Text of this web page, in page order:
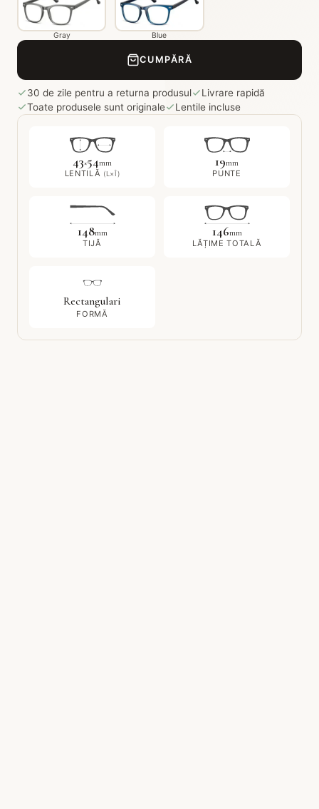
Gray Blue
CUMPĂRĂ
30 de zile pentru a returna produsul
Livrare rapidă
Toate produsele sunt originale
Lentile incluse
43×54mm
LENTILĂ (L×Î)
19mm
PUNTE
148mm
TIJĂ
146mm
LĂȚIME TOTALĂ
Rectangulari
FORMĂ